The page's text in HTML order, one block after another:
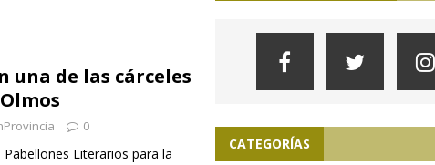
MUNICIPIOS
Pública de la UNLP CULTURA
una de las cárceles
0
Literarios para la
CATEGORÍAS